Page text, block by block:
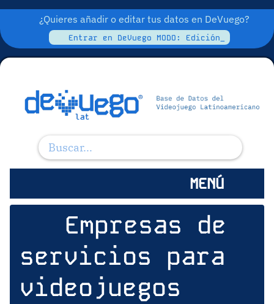
¿Quieres añadir o editar tus datos en DeVuego?
Entrar en DeVuego MODO: Edición_
MENÚ
Empresas de
servicios para
videojuegos